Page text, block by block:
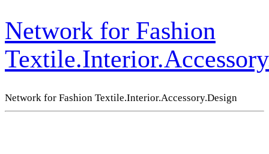
Network for Fashion
Network for Fashion Textile.Interior.Accessory.Design